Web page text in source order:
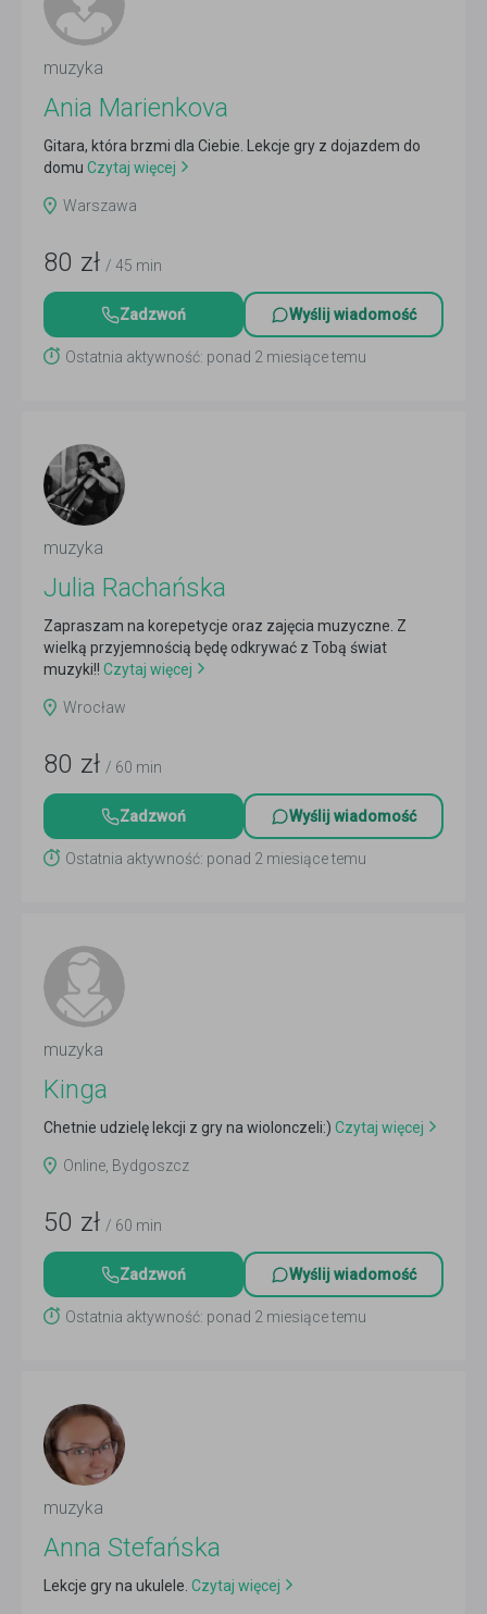
muzyka
Ania Marienkova
Gitara, która brzmi dla Ciebie. Lekcje gry z dojazdem do
domu Czytaj więcej
Warszawa
80 zł / 45 min
Zadzwoń Wyślij wiadomość
Ostatnia aktywność: ponad 2 miesiące temu
muzyka
Julia Rachańska
Zapraszam na korepetycje oraz zajęcia muzyczne. Z
wielką przyjemnością będę odkrywać z Tobą świat
muzyki!! Czytaj więcej
Wrocław
80 zł / 60 min
Zadzwoń Wyślij wiadomość
Ostatnia aktywność: ponad 2 miesiące temu
muzyka
Kinga
Chetnie udzielę lekcji z gry na wiolonczeli:) Czytaj więcej
Online, Bydgoszcz
50 zł / 60 min
Zadzwoń Wyślij wiadomość
Ostatnia aktywność: ponad 2 miesiące temu
muzyka
Anna Stefańska
Lekcje gry na ukulele. Czytaj więcej